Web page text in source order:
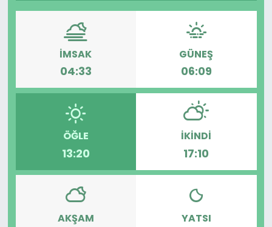
İMSAK
04:33
GÜNEŞ
06:09
ÖĞLE
13:20
İKINDI
17:10
AKŞAM YATSI